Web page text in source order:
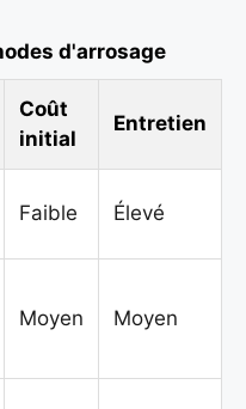
d'arrosage
Coût
initial
Entretien
Faible Élevé
Moyen Moyen